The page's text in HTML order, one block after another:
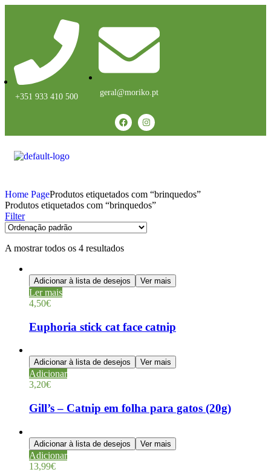
+351 933 410 500 geral@moriko.pt
Home PageProdutos etiquetados com “brinquedos”
Produtos etiquetados com “brinquedos”
Filter
A mostrar todos os 4 resultados
Adicionar à lista de desejos Ver mais
Ler mais
4,50€
Euphoria stick cat face catnip
Adicionar à lista de desejos Ver mais
Adicionar
3,20€
Gill’s – Catnip em folha para gatos (20g)
Adicionar à lista de desejos Ver mais
Adicionar
13,99€